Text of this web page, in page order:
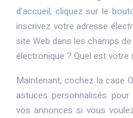
d’accueil, cliquez sur le
inscrivez votre adresse
site Web dans les champs
électronique ? Quel est votre
Maintenant, cochez la case
astuces personnalisés
vos annonces si vous